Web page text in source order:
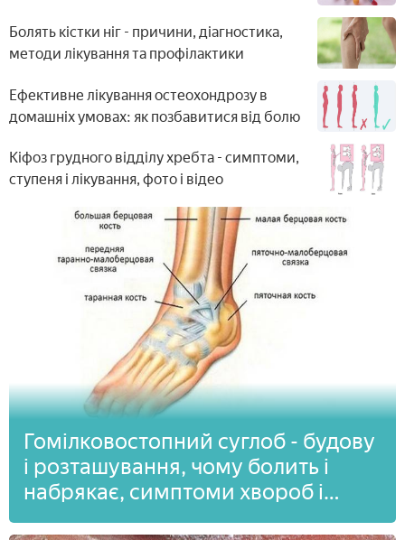
Болять кістки ніг - причини, діагностика,
методи лікування та профілактики
Ефективне лікування остеохондрозу в
домашніх умовах: як позбавитися від болю
Кіфоз грудного відділу хребта - симптоми,
ступеня і лікування, фото і відео
Гомілковостопний суглоб - будову
і розташування, чому болить і
набрякає, симптоми хвороб і
травм